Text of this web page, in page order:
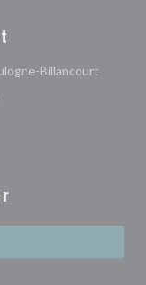
Billancourt((ouvre
une nouvelle
((ouvre une